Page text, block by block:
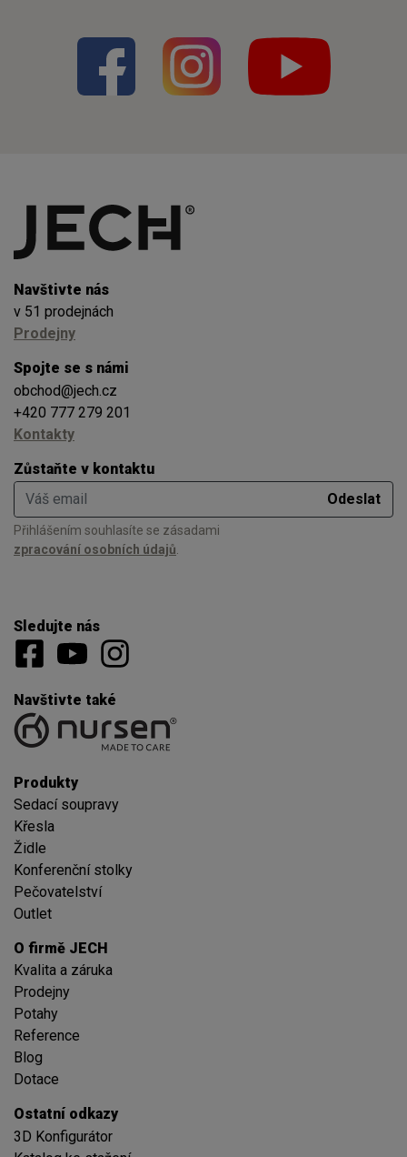
Navštivte nás
v 51 prodejnách
Prodejny
Spojte se s námi
obchod@jech.cz
+420 777 279 201
Kontakty
Zůstaňte v kontaktu
Váš email
Odeslat
Přihlášením souhlasíte se zásadami
zpracování osobních údajů
Sledujte nás
Navštivte také
Produkty
Sedací soupravy
Křesla
Židle
Konferenční stolky
Pečovatelství
Outlet
O firmě JECH
Kvalita a záruka
Prodejny
Potahy
Reference
Blog
Dotace
Ostatní odkazy
3D Konfigurátor